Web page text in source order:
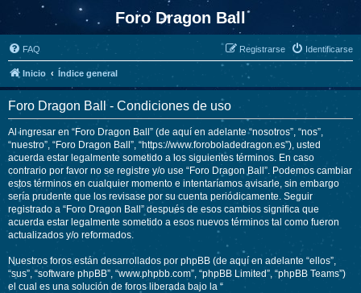
Foro Dragon Ball
FAQ Identificarse
Registrarse
Inicio Índice general
Foro Dragon Ball - Condiciones de uso
Al ingresar en “Foro Dragon Ball” (de aquí en adelante “nosotros”, “nos”,
“nuestro”, “Foro Dragon Ball”, “https://www.foroboladedragon.es”), usted
acuerda estar legalmente sometido a los siguientes términos. En caso
contrario por favor no se registre y/o use “Foro Dragon Ball”. Podemos cambiar
estos términos en cualquier momento e intentaríamos avisarle, sin embargo
sería prudente que los revisase por su cuenta periódicamente. Seguir
registrado a “Foro Dragon Ball” después de esos cambios significa que
acuerda estar legalmente sometido a esos nuevos términos tal como fueron
actualizados y/o reformados.
Nuestros foros están desarrollados por phpBB (de aquí en adelante “ellos”,
“sus”, “software phpBB”, “www.phpbb.com”, “phpBB Limited”, “phpBB Teams”)
el cual es una solución de foros liberada bajo la “